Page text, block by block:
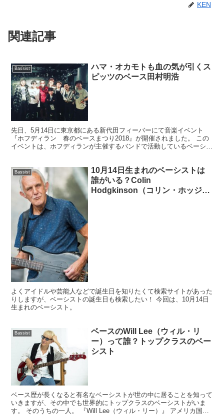
KEN
関連記事
Bassist
ハマ・オカモトも血の気が引くス
ピッツのベース田村明浩
先日、5月14日に東京都にある新代田フィーバーにて音楽イベント
『ホフディラン 春のベースまつり2018』が開催されました。 この
イベントは、ホフディランが主催するバンドで活動しているベーシス
Bassist
10月14日生まれのベーシストは
誰がいる？Colin
Hodgkinson（コリン・ホッジキ
よくアイドルや芸能人などで誕生日を知りたくて検索サイトがあった
りしますが、ベーシストの誕生日も検索したい！ 今回は、10月14日
生まれのベーシスト。
Bassist
ベースのWill Lee（ウィル・リ
ー）って誰？トップクラスのベー
シスト
ベース歴が長くなると有名なベーシストが世の中に居ることを知って
いきますが、その中でも世界的にトップクラスのベーシストがいま
す。 そのうちの一人。 『Will Lee（ウィル・リー）』 アメリカ国内